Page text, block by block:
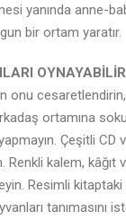
yanında anne-
bir ortam yaratır.
onu
ortamına
Çeşitli CD
Renkli kalem, kâğıt
Resimli
tanımasını